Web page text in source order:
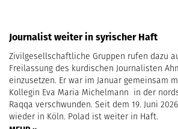
Journalist weiter in syrischer Haft
Zivilgesellschaftliche Gruppen rufen dazu
Freilassung des kurdischen Journalisten
einzusetzen. Er war im Januar gemeinsam
Kollegin Eva Maria Michelmann in der
Raqqa verschwunden. Seit dem 19. Juni
wieder in Köln. Polad ist weiter in Haft.